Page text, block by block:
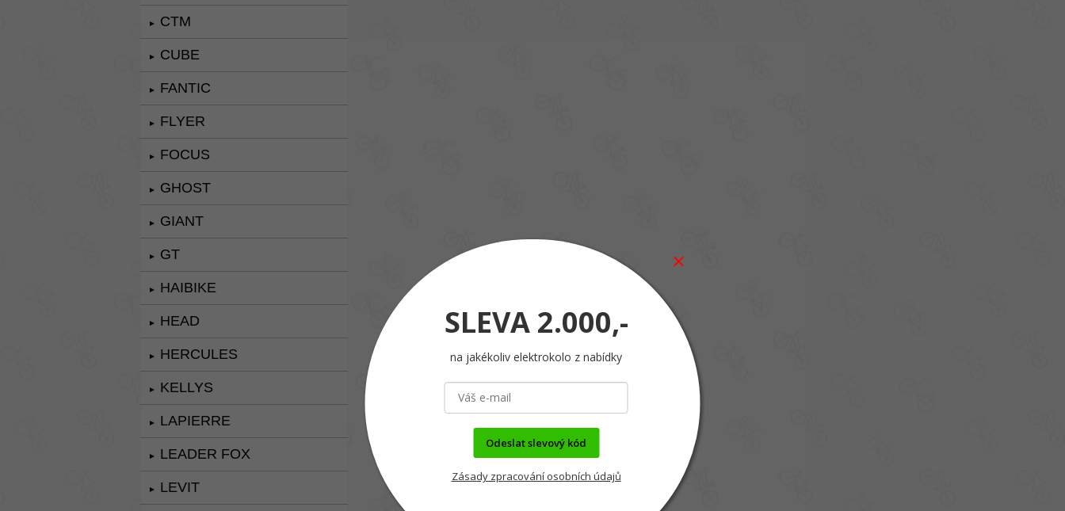
► CTM
► CUBE
► FANTIC
► FLYER
► FOCUS
► GHOST
► GIANT
► GT
► HAIBIKE
► HEAD
► HERCULES
► KELLYS
► LAPIERRE
► LEADER FOX
► LEVIT
SLEVA 2.000,-
na jakékoliv elektrokolo z nabídky
Odeslat slevový kód
Zásady zpracování osobních údajů